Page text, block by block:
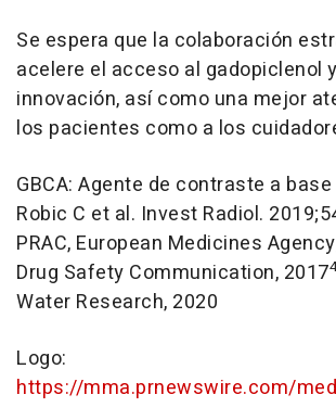
Se espera que la colaboración
acelere el acceso al gadopiclenol
innovación, así como una mejor
los pacientes como a los
GBCA: Agente de contraste a
Robic C et al. Invest Radiol.
PRAC, European Medicines
Drug Safety Communication, 2017
Water Research, 2020
Logo:
https://mma.prnewswire.com/